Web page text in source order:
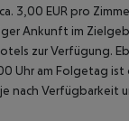
3,00 EUR pro
Ankunft im
zur Verfügung.
Uhr am Folgetag
nach Verfügbarkeit